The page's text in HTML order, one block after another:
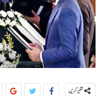
شئیر کریں